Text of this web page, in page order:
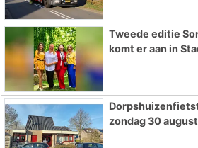
Tweede editie
komt er aan in
zondag 30